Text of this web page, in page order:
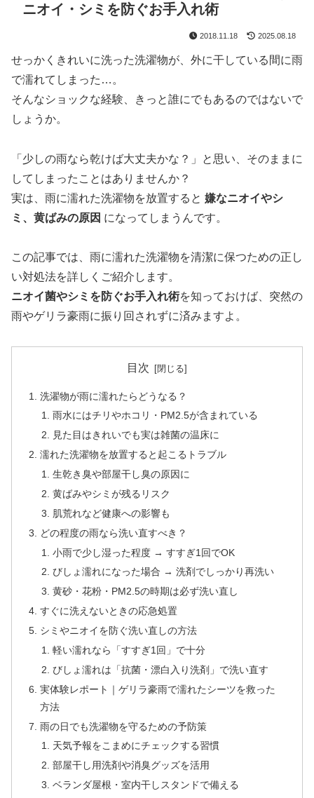
ニオイ・シミを防ぐお手入れ術
2018.11.18 2025.08.18
せっかくきれいに洗った洗濯物が、外に干している間に雨
で濡れてしまった…。
そんなショックな経験、きっと誰にでもあるのではないで
しょうか。
「少しの雨なら乾けば大丈夫かな？」と思い、そのままに
してしまったことはありませんか？
実は、雨に濡れた洗濯物を放置すると 嫌なニオイやシ
ミ、黄ばみの原因 になってしまうんです。
この記事では、雨に濡れた洗濯物を清潔に保つための正し
い対処法を詳しくご紹介します。
ニオイ菌やシミを防ぐお手入れ術を知っておけば、突然の
雨やゲリラ豪雨に振り回されずに済みますよ。
目次
洗濯物が雨に濡れたらどうなる？
雨水にはチリやホコリ・PM2.5が含まれている
見た目はきれいでも実は雑菌の温床に
濡れた洗濯物を放置すると起こるトラブル
生乾き臭や部屋干し臭の原因に
黄ばみやシミが残るリスク
肌荒れなど健康への影響も
どの程度の雨なら洗い直すべき？
小雨で少し湿った程度 → すすぎ1回でOK
びしょ濡れになった場合 → 洗剤でしっかり再洗い
黄砂・花粉・PM2.5の時期は必ず洗い直し
すぐに洗えないときの応急処置
シミやニオイを防ぐ洗い直しの方法
軽い濡れなら「すすぎ1回」で十分
びしょ濡れは「抗菌・漂白入り洗剤」で洗い直す
実体験レポート｜ゲリラ豪雨で濡れたシーツを救った
方法
雨の日でも洗濯物を守るための予防策
天気予報をこまめにチェックする習慣
部屋干し用洗剤や消臭グッズを活用
ベランダ屋根・室内干しスタンドで備える